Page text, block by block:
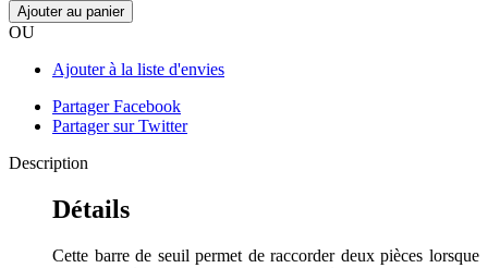
Ajouter au panier
OU
Ajouter à la liste d'envies
Partager Facebook
Partager sur Twitter
Description
Détails
Cette barre de seuil permet de raccorder deux pièces lorsque